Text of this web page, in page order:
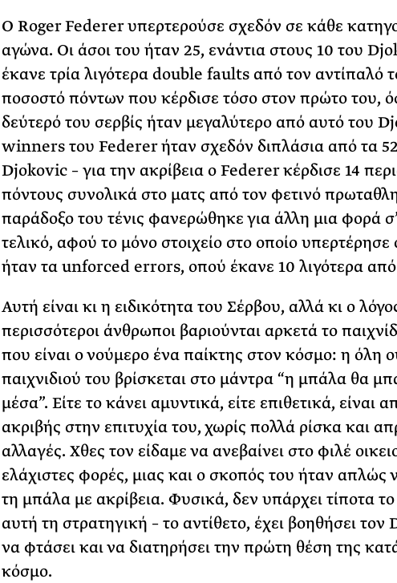
Ο Roger Federer υπερτερούσε σχεδόν σε κάθε
αγώνα. Οι άσοι του ήταν 25, ενάντια στους 10 του
έκανε τρία λιγότερα double faults από τον αντίπαλό
ποσοστό πόντων που κέρδισε τόσο στον πρώτο του,
δεύτερό του σερβίς ήταν μεγαλύτερο από αυτό του
winners του Federer ήταν σχεδόν διπλάσια από τα
Djokovic – για την ακρίβεια ο Federer κέρδισε 14
πόντους συνολικά στο ματς από τον φετινό
παράδοξο του τένις φανερώθηκε για άλλη μια φορά
τελικό, αφού το μόνο στοιχείο στο οποίο
ήταν τα unforced errors, οπού έκανε 10 λιγότερα από
Αυτή είναι κι η ειδικότητα του Σέρβου, αλλά κι ο
περισσότεροι άνθρωποι βαριούνται αρκετά το
που είναι ο νούμερο ένα παίκτης στον κόσμο: η όλη
παιχνιδιού του βρίσκεται στο μάντρα “η μπάλα θα
μέσα”. Είτε το κάνει αμυντικά, είτε επιθετικά, είναι
ακριβής στην επιτυχία του, χωρίς πολλά ρίσκα και
αλλαγές. Χθες τον είδαμε να ανεβαίνει στο φιλέ
ελάχιστες φορές, μιας και ο σκοπός του ήταν απλώς
τη μπάλα με ακρίβεια. Φυσικά, δεν υπάρχει τίποτα
αυτή τη στρατηγική – το αντίθετο, έχει βοηθήσει
να φτάσει και να διατηρήσει την πρώτη θέση της
κόσμο.